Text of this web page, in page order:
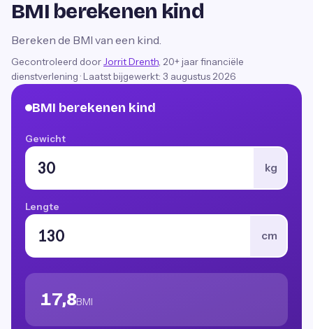
BMI berekenen kind
Bereken de BMI van een kind.
Gecontroleerd door Jorrit Drenth , 20+ jaar financiële
dienstverlening · Laatst bijgewerkt: 3 augustus 2026
BMI berekenen kind
Gewicht
kg
Lengte
cm
17,8BMI